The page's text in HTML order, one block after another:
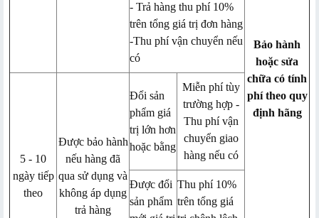
Bảo hành
hoặc sửa
chữa có tính
phí theo quy
định hãng
- Trả hàng thu phí 10%
trên tổng giá trị đơn hàng
-Thu phí vận chuyển nếu
có
5 - 10
ngày tiếp
theo
Được bảo hành
nếu hàng đã
qua sử dụng và
không áp dụng
trả hàng
Đổi sản
phẩm giá
trị lớn hơn
hoặc bằng
Miễn phí tùy
trường hợp -
Thu phí vận
chuyển giao
hàng nếu có
Được đổi
sản phẩm
Thu phí 10%
trên tổng giá